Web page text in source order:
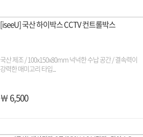
[iseeU] 국산 하이박스 CCTV 컨트롤박스
국산 제조 / 100x150x80mm 넉넉한 수납 공간 / 결속력이
강력한 매미고리 타입...
￦ 6,500